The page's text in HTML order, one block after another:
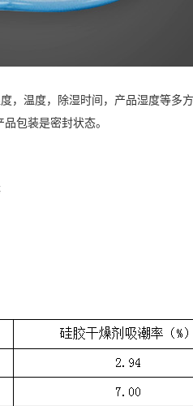
，温度，除湿时间，产品湿度等多
包装是密封状态。